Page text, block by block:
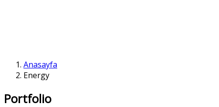
Anasayfa
Energy
Portfolio